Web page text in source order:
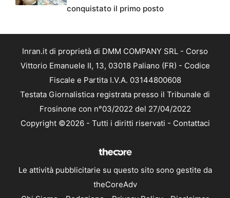
conquistato il primo posto
Inran.it di proprietà di DMM COMPANY SRL - Corso
Vittorio Emanuele II, 13, 03018 Paliano (FR) - Codice
Fiscale e Partita I.V.A. 03144800608
Testata Giornalistica registrata presso il Tribunale di
Frosinone con n°03/2022 del 27/04/2022
Copyright ©2026 - Tutti i diritti riservati - Contattaci
Le attività pubblicitarie su questo sito sono gestite da
theCoreAdv